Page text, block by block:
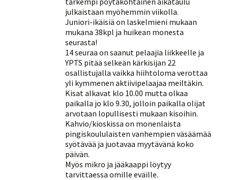
julkaistaan myöhemmin viikolla.
Juniori-ikäisiä on laskelmieni mukaan
mukana 38kpl ja huikean monesta
seurasta!
14 seuraa on saanut pelaajia liikkeelle ja
YPTS pitää selkeän kärkisijan 22
osallistujalla vaikka hiihtoloma verottaa
yli kymmenen aktiivipelaajaa meiltäkin.
Kisat alkavat klo 10.00 mutta olkaa
paikalla jo klo 9.30, jolloin paikalla olijat
arvotaan lopullisesti mukaan kisoihin.
Kahvio/kioskissa on monenlaista
pingiskoululaisten vanhempien väsäämää
syötävää ja juotavaa myytävänä koko
päivän.
Myös mikro ja jääkaappi löytyy
tarvittaessa omille eväille.